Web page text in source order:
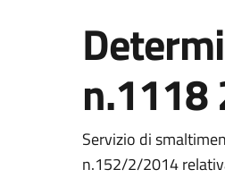
n.1118
Dettaglio del
Servizio di
n.152/2/2014